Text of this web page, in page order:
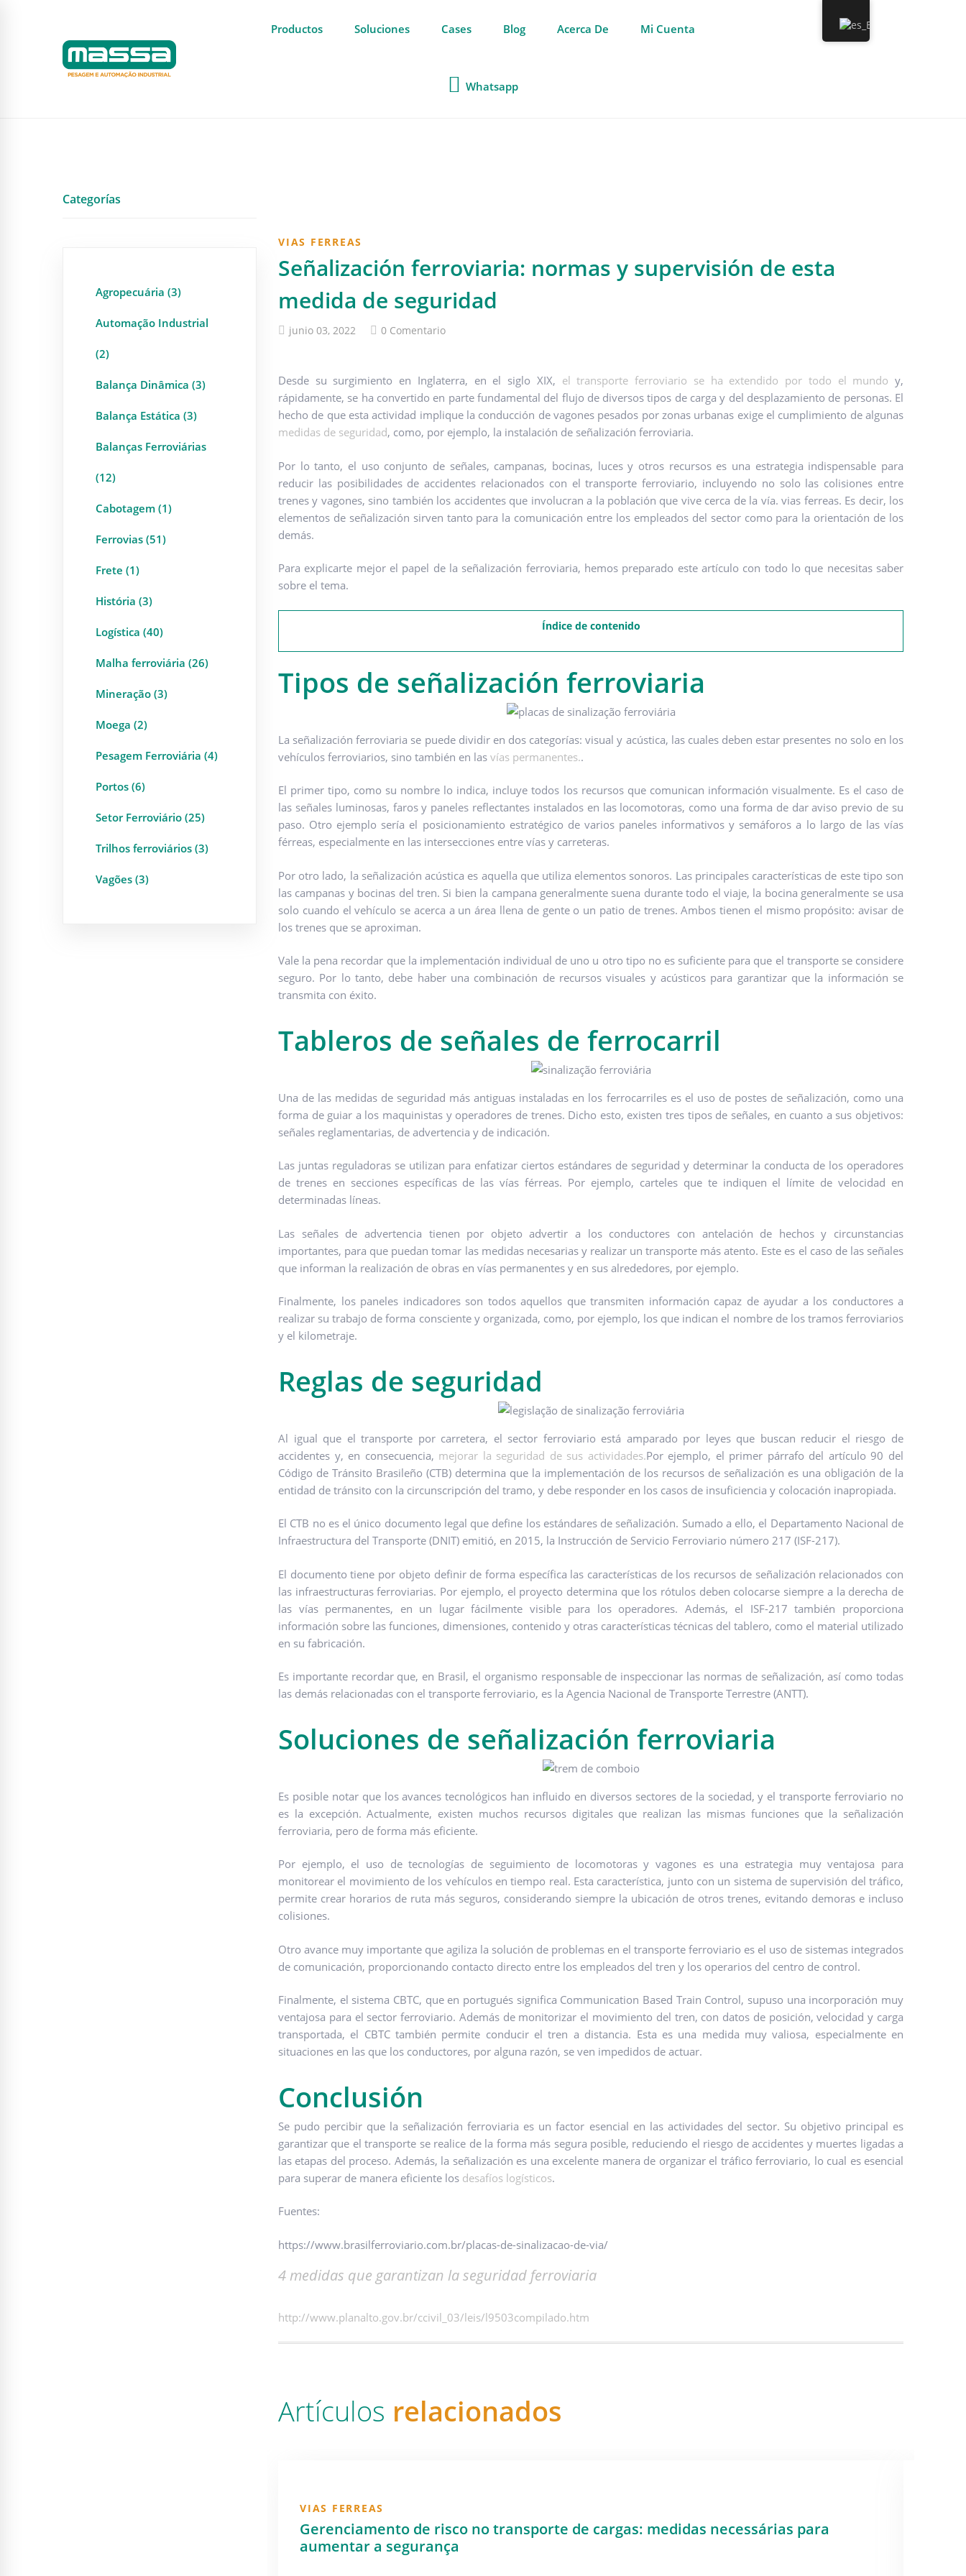
Productos Soluciones Cases Blog Acerca De Mi Cuenta
Whatsapp
Categorías
Agropecuária (3)
Automação Industrial
(2)
Balança Dinâmica (3)
Balança Estática (3)
Balanças Ferroviárias
(12)
Cabotagem (1)
Ferrovias (51)
Frete (1)
História (3)
Logística (40)
Malha ferroviária (26)
Mineração (3)
Moega (2)
Pesagem Ferroviária (4)
Portos (6)
Setor Ferroviário (25)
Trilhos ferroviários (3)
Vagões (3)
VIAS FERREAS
Señalización ferroviaria: normas y supervisión de esta
medida de seguridad
junio 03, 2022 0 Comentario
Desde su surgimiento en Inglaterra, en el siglo XIX, el transporte ferroviario se ha extendido por todo el mundo y,
rápidamente, se ha convertido en parte fundamental del flujo de diversos tipos de carga y del desplazamiento de personas. El
hecho de que esta actividad implique la conducción de vagones pesados ​​por zonas urbanas exige el cumplimiento de algunas
medidas de seguridad, como, por ejemplo, la instalación de señalización ferroviaria.
Por lo tanto, el uso conjunto de señales, campanas, bocinas, luces y otros recursos es una estrategia indispensable para
reducir las posibilidades de accidentes relacionados con el transporte ferroviario, incluyendo no solo las colisiones entre
trenes y vagones, sino también los accidentes que involucran a la población que vive cerca de la vía. vias ferreas. Es decir, los
elementos de señalización sirven tanto para la comunicación entre los empleados del sector como para la orientación de los
demás.
Para explicarte mejor el papel de la señalización ferroviaria, hemos preparado este artículo con todo lo que necesitas saber
sobre el tema.
Índice de contenido
Tipos de señalización ferroviaria
La señalización ferroviaria se puede dividir en dos categorías: visual y acústica, las cuales deben estar presentes no solo en los
vehículos ferroviarios, sino también en las vías permanentes..
El primer tipo, como su nombre lo indica, incluye todos los recursos que comunican información visualmente. Es el caso de
las señales luminosas, faros y paneles reflectantes instalados en las locomotoras, como una forma de dar aviso previo de su
paso. Otro ejemplo sería el posicionamiento estratégico de varios paneles informativos y semáforos a lo largo de las vías
férreas, especialmente en las intersecciones entre vías y carreteras.
Por otro lado, la señalización acústica es aquella que utiliza elementos sonoros. Las principales características de este tipo son
las campanas y bocinas del tren. Si bien la campana generalmente suena durante todo el viaje, la bocina generalmente se usa
solo cuando el vehículo se acerca a un área llena de gente o un patio de trenes. Ambos tienen el mismo propósito: avisar de
los trenes que se aproximan.
Vale la pena recordar que la implementación individual de uno u otro tipo no es suficiente para que el transporte se considere
seguro. Por lo tanto, debe haber una combinación de recursos visuales y acústicos para garantizar que la información se
transmita con éxito.
Tableros de señales de ferrocarril
Una de las medidas de seguridad más antiguas instaladas en los ferrocarriles es el uso de postes de señalización, como una
forma de guiar a los maquinistas y operadores de trenes. Dicho esto, existen tres tipos de señales, en cuanto a sus objetivos:
señales reglamentarias, de advertencia y de indicación.
Las juntas reguladoras se utilizan para enfatizar ciertos estándares de seguridad y determinar la conducta de los operadores
de trenes en secciones específicas de las vías férreas. Por ejemplo, carteles que te indiquen el límite de velocidad en
determinadas líneas.
Las señales de advertencia tienen por objeto advertir a los conductores con antelación de hechos y circunstancias
importantes, para que puedan tomar las medidas necesarias y realizar un transporte más atento. Este es el caso de las señales
que informan la realización de obras en vías permanentes y en sus alrededores, por ejemplo.
Finalmente, los paneles indicadores son todos aquellos que transmiten información capaz de ayudar a los conductores a
realizar su trabajo de forma consciente y organizada, como, por ejemplo, los que indican el nombre de los tramos ferroviarios
y el kilometraje.
Reglas de seguridad
Al igual que el transporte por carretera, el sector ferroviario está amparado por leyes que buscan reducir el riesgo de
accidentes y, en consecuencia, mejorar la seguridad de sus actividades.Por ejemplo, el primer párrafo del artículo 90 del
Código de Tránsito Brasileño (CTB) determina que la implementación de los recursos de señalización es una obligación de la
entidad de tránsito con la circunscripción del tramo, y debe responder en los casos de insuficiencia y colocación inapropiada.
El CTB no es el único documento legal que define los estándares de señalización. Sumado a ello, el Departamento Nacional de
Infraestructura del Transporte (DNIT) emitió, en 2015, la Instrucción de Servicio Ferroviario número 217 (ISF-217).
El documento tiene por objeto definir de forma específica las características de los recursos de señalización relacionados con
las infraestructuras ferroviarias. Por ejemplo, el proyecto determina que los rótulos deben colocarse siempre a la derecha de
las vías permanentes, en un lugar fácilmente visible para los operadores. Además, el ISF-217 también proporciona
información sobre las funciones, dimensiones, contenido y otras características técnicas del tablero, como el material utilizado
en su fabricación.
Es importante recordar que, en Brasil, el organismo responsable de inspeccionar las normas de señalización, así como todas
las demás relacionadas con el transporte ferroviario, es la Agencia Nacional de Transporte Terrestre (ANTT).
Soluciones de señalización ferroviaria
Es posible notar que los avances tecnológicos han influido en diversos sectores de la sociedad, y el transporte ferroviario no
es la excepción. Actualmente, existen muchos recursos digitales que realizan las mismas funciones que la señalización
ferroviaria, pero de forma más eficiente.
Por ejemplo, el uso de tecnologías de seguimiento de locomotoras y vagones es una estrategia muy ventajosa para
monitorear el movimiento de los vehículos en tiempo real. Esta característica, junto con un sistema de supervisión del tráfico,
permite crear horarios de ruta más seguros, considerando siempre la ubicación de otros trenes, evitando demoras e incluso
colisiones.
Otro avance muy importante que agiliza la solución de problemas en el transporte ferroviario es el uso de sistemas integrados
de comunicación, proporcionando contacto directo entre los empleados del tren y los operarios del centro de control.
Finalmente, el sistema CBTC, que en portugués significa Communication Based Train Control, supuso una incorporación muy
ventajosa para el sector ferroviario. Además de monitorizar el movimiento del tren, con datos de posición, velocidad y carga
transportada, el CBTC también permite conducir el tren a distancia. Esta es una medida muy valiosa, especialmente en
situaciones en las que los conductores, por alguna razón, se ven impedidos de actuar.
Conclusión
Se pudo percibir que la señalización ferroviaria es un factor esencial en las actividades del sector. Su objetivo principal es
garantizar que el transporte se realice de la forma más segura posible, reduciendo el riesgo de accidentes y muertes ligadas a
las etapas del proceso. Además, la señalización es una excelente manera de organizar el tráfico ferroviario, lo cual es esencial
para superar de manera eficiente los desafíos logísticos.
Fuentes:
https://www.brasilferroviario.com.br/placas-de-sinalizacao-de-via/
4 medidas que garantizan la seguridad ferroviaria
http://www.planalto.gov.br/ccivil_03/leis/l9503compilado.htm
Artículos relacionados
VIAS FERREAS
Gerenciamento de risco no transporte de cargas: medidas necessárias para
aumentar a segurança